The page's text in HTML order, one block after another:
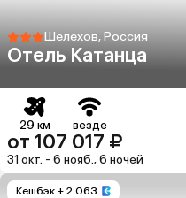
Шелехов, Россия
Отель Катанца
29 км везде
от 107 017 ₽
31 окт. - 6 нояб., 6 ночей
Кешбэк + 2 063